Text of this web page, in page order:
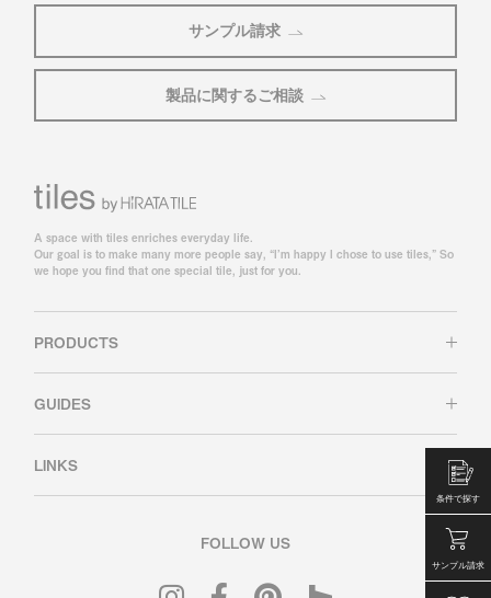
条件で探す
サンプル請求
サンプル請求
製品に関するご相談
A space with tiles enriches everyday life.
Our goal is to make many more people say, “I’m happy I chose to use tiles,” So
we hope you find that one special tile, just for you.
PRODUCTS
GUIDES
LINKS
FOLLOW US